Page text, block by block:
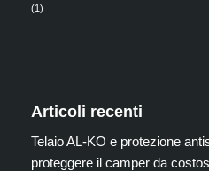
(1)
Articoli recenti
Telaio AL-KO e protezione
proteggere il camper da